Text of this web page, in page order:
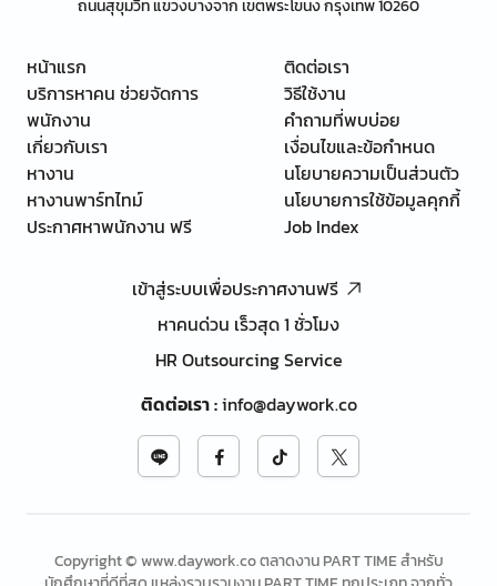
ถนนสุขุมวิท แขวงบางจาก เขตพระโขนง กรุงเทพ 10260
หน้าแรก
บริการหาคน ช่วยจัดการ
พนักงาน
เกี่ยวกับเรา
หางาน
หางานพาร์ทไทม์
ประกาศหาพนักงาน ฟรี
ติดต่อเรา
วิธีใช้งาน
คำถามที่พบบ่อย
เงื่อนไขและข้อกำหนด
นโยบายความเป็นส่วนตัว
นโยบายการใช้ข้อมูลคุกกี้
Job Index
เข้าสู่ระบบเพื่อประกาศงานฟรี
หาคนด่วน เร็วสุด 1 ชั่วโมง
HR Outsourcing Service
ติดต่อเรา:info@daywork.co
Copyright © www.daywork.co ตลาดงาน PART TIME สำหรับ